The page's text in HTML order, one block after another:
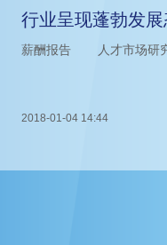
行业呈现蓬勃发
薪酬报告 人才市场研
2018-01-04 14:44